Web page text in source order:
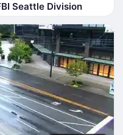
Seattle Division